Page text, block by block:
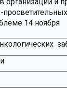
организации и
14 ноября